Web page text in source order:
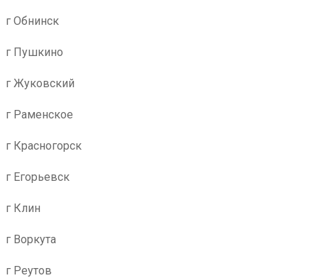
г Обнинск
г Пушкино
г Жуковский
г Раменское
г Красногорск
г Егорьевск
г Клин
г Воркута
г Реутов